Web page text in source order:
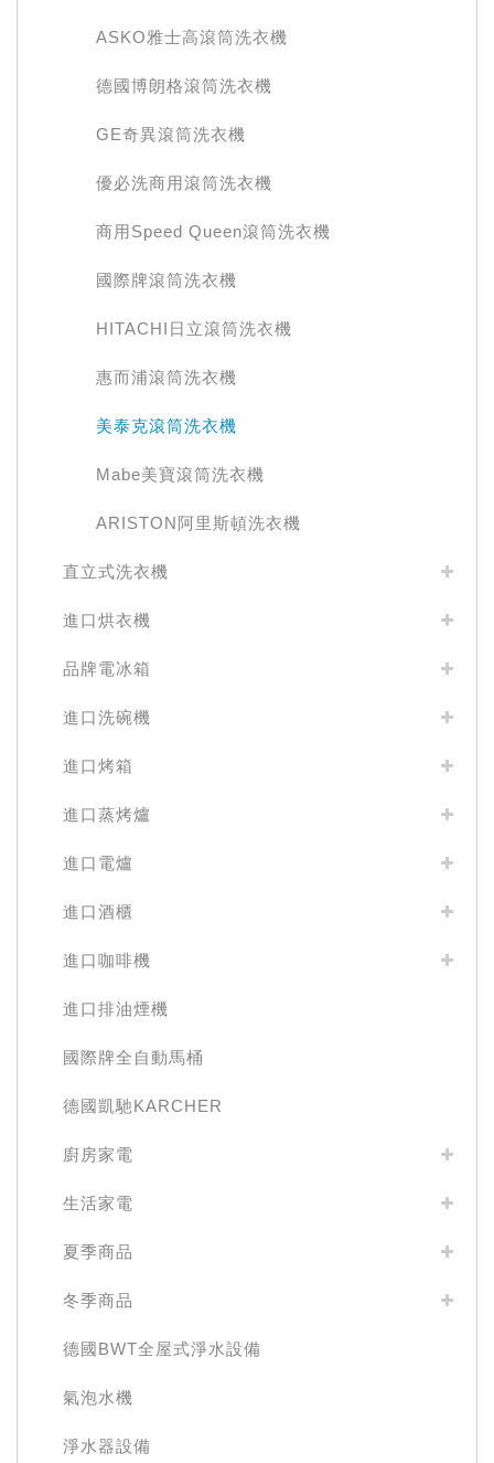
ASKO雅士高滾筒洗衣機
德國博朗格滾筒洗衣機
GE奇異滾筒洗衣機
優必洗商用滾筒洗衣機
商用Speed Queen滾筒洗衣機
國際牌滾筒洗衣機
HITACHI日立滾筒洗衣機
惠而浦滾筒洗衣機
美泰克滾筒洗衣機
Mabe美寶滾筒洗衣機
ARISTON阿里斯頓洗衣機
直立式洗衣機
進口烘衣機
品牌電冰箱
進口洗碗機
進口烤箱
進口蒸烤爐
進口電爐
進口酒櫃
進口咖啡機
進口排油煙機
國際牌全自動馬桶
德國凱馳KARCHER
廚房家電
生活家電
夏季商品
冬季商品
德國BWT全屋式淨水設備
氣泡水機
淨水器設備